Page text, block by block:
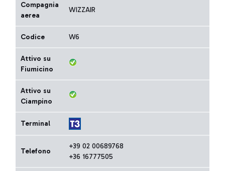
Compagnia
aerea
WIZZAIR
Codice W6
Attivo su
Fiumicino
Attivo su
Ciampino
Terminal
Telefono
+39 02 00689768
+36 16777505